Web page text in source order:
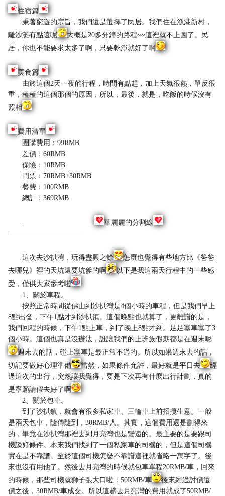
住宿篇
秉著窮遊的宗旨，我們還是選擇了民居。我們住在漁港新村，
離沙灘有點遠呢
大概是20多分鐘的路程~~這裡就不上圖了。民
居，你也不能要求太多了啊，只要乾淨就好了啊
美食篇
由於這個2天一夜的行程，時間有點趕，加上天氣很熱，單反很
重，種種的這個那個的原因，所以，最後，就是，吃飯的時候沒有
照相
費用清單
團購費用：99RMB
差價：60RMB
保險：10RMB
門票：70RMB+30RMB
餐費：100RMB
總計：369RMB
——————————
華麗麗的分割線
——————————
這次去沙扒灣，玩得盡興之餘
怎麼也覺得有些地方比《爸爸
去哪兒》裡的天坑還要坑爹的啊
以下是我這兩天行程中的一些感
受，僅供大家參考啦
1、關於車程。
按照正常時間從佛山到沙扒灣是4個小時的車程，但是我們早上
8點出發，下午1點才到沙扒鎮。這個晚點也就算了，更離譜的是，
我們回程的時候，下午1點上車，到了晚上8點才到。足足塞車塞了3
個小時。這個也真是沒辦法，誰讓我們的上班族假期都是在週末呢
週末去的話，碰上塞車是最正常不過的。所以如果週末去的話，
切記要做好心理準備
當然，如果條件允許，最好就是平日去
經
過這次的出行，突然讓我覺得，要是下次再有什麼出行計劃，真的
是寧願請假去好了啊
2、關於包車。
到了沙扒鎮，就會有很多私家車、三輪車上前招攬生意。一般
是兩天包車，隨傳隨到，30RMB/人。其實，這個費用還是劃得來
的，畢竟在沙扒灣那裡去到月亮灣也是蠻遠的。最主要的是要跟司
機談好條件。本來我們找到了一個私家車的司機的，但是這個司機
實在是不靠譜。至於這個司機怎麼不靠譜這裡就省略一萬字了。後
來也沒有用他了。然後去月亮灣的時候就包車單程20RMB/車，回來
的時候，那些司機就獅子張大口啦：50RMB/車
後來經過討價還
價之後，30RMB/車成交。所以這趟去月亮灣的費用就成了50RMB/